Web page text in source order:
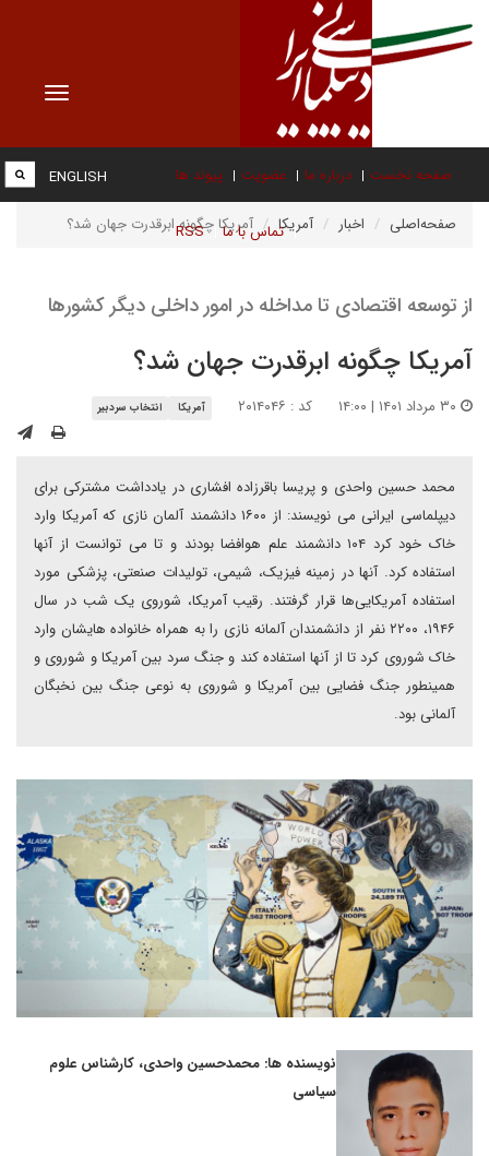
Toggle
صفحه نخست درباره ما عضویت پیوند ها
تماس با ما RSS
ENGLISH
صفحه‌اصلی اخبار آمریکا آمریکا چگونه ابرقدرت جهان شد؟
از توسعه اقتصادی تا مداخله در امور داخلی دیگر کشورها
آمریکا چگونه ابرقدرت جهان شد؟
کد : ۲۰۱۴۰۴۶ آمریکا انتخاب سردبیر
محمد حسین واحدی و پریسا باقرزاده افشاری در یادداشت مشترکی برای
دیپلماسی ایرانی می نویسند: از ۱۶۰۰ دانشمند آلمان نازی که آمریکا وارد
خاک خود کرد ۱۰۴ دانشمند علم هوافضا بودند و تا می توانست از آنها
استفاده کرد. آنها در زمینه فیزیک، شیمی، تولیدات صنعتی، پزشکی مورد
استفاده آمریکایی‌ها قرار گرفتند. رقیب آمریکا، شوروی یک شب در سال
۱۹۴۶، ۲۲۰۰ نفر از دانشمندان آلمانه نازی را به همراه خانواده هایشان وارد
خاک شوروی کرد تا از آنها استفاده کند و جنگ سرد بین آمریکا و شوروی و
همینطور جنگ فضایی بین آمریکا و شوروی به نوعی جنگ بین نخبگان
آلمانی بود.
نویسنده ها: محمدحسین واحدی، کارشناس علوم
سیاسی